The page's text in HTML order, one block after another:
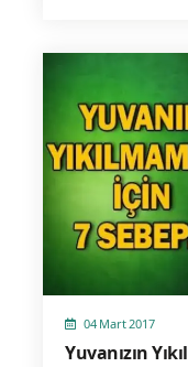
04 Mart 2017
Yuvanızın